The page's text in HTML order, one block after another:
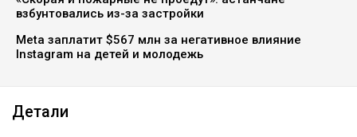
взбунтовались из-за застройки
Meta заплатит $567 млн за негативное влияние
Instagram на детей и молодежь
Детали